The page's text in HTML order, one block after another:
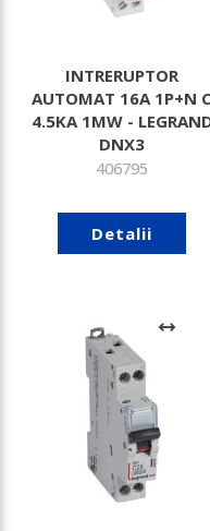
INTRERUPTOR
AUTOMAT 16A 1P+N
4.5KA 1MW -
DNX3
406795
Detalii